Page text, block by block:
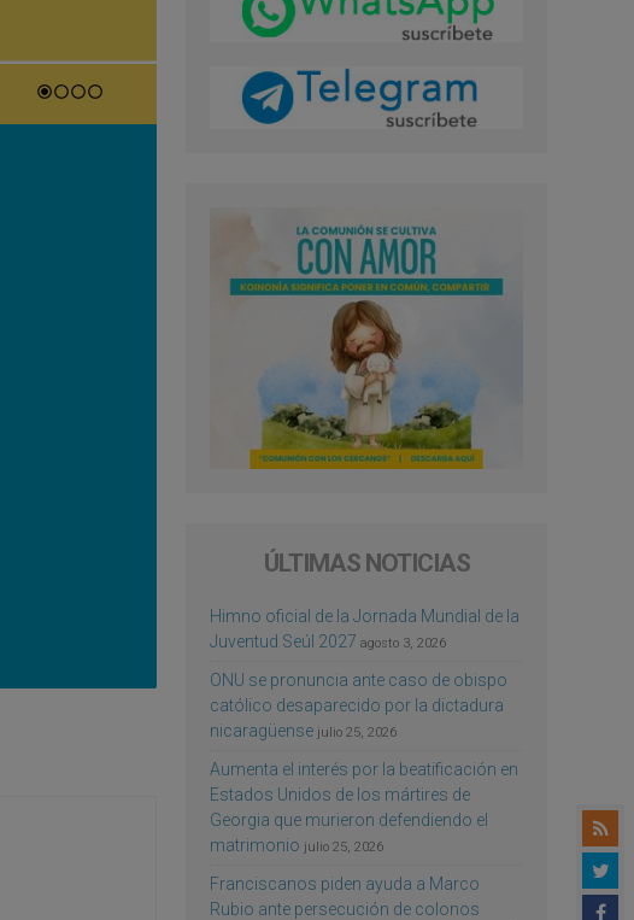
ÚLTIMAS NOTICIAS
Himno oficial de la Jornada Mundial de la
Juventud Seúl 2027 agosto 3, 2026
ONU se pronuncia ante caso de obispo
católico desaparecido por la dictadura
nicaragüense julio 25, 2026
Aumenta el interés por la beatificación en
Estados Unidos de los mártires de
Georgia que murieron defendiendo el
matrimonio julio 25, 2026
Franciscanos piden ayuda a Marco
Rubio ante persecución de colonos